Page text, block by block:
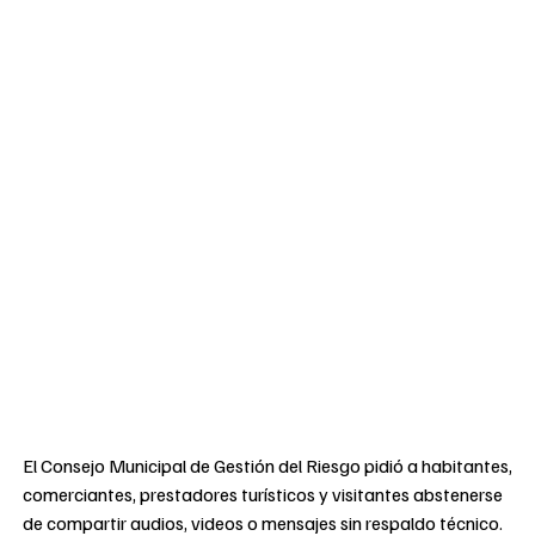
El Consejo Municipal de Gestión del Riesgo pidió a habitantes,
comerciantes, prestadores turísticos y visitantes abstenerse
de compartir audios, videos o mensajes sin respaldo técnico.